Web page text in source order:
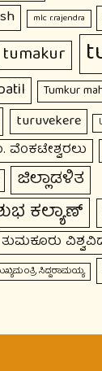
mlc r.rajendra
tumakur
Tumkur
turuvekere
ವೆಂಕಟೇಶ್ವರಲು
ಜಿಲ್ಲಾಡಳಿತ
ಕಲ್ಯಾಣ್
ತುಮಕೂರು
ಸಿದ್ದರಾಮಯ್ಯ